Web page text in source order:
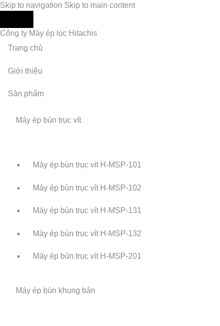
Skip to navigation Skip to main content
Công ty Máy ép lọc Hitachis
Trang chủ
Giới thiệu
Sản phẩm
Máy ép bùn trục vít
Máy ép bùn trục vít H-MSP-101
Máy ép bùn trục vít H-MSP-102
Máy ép bùn trục vít H-MSP-131
Máy ép bùn trục vít H-MSP-132
Máy ép bùn trục vít H-MSP-201
Máy ép bùn khung bản